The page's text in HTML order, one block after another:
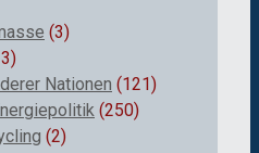
(3)
Nationen (121)
(250)
(2)